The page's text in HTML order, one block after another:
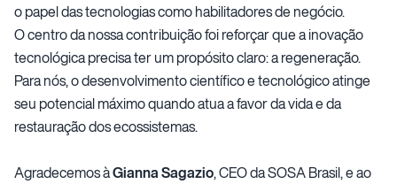
o papel das tecnologias como habilitadores de negócio.
O centro da nossa contribuição foi reforçar que a inovação
tecnológica precisa ter um propósito claro: a regeneração.
Para nós, o desenvolvimento científico e tecnológico atinge
seu potencial máximo quando atua a favor da vida e da
restauração dos ecossistemas.
Agradecemos àGianna Sagazio, CEO da SOSA Brasil, e ao